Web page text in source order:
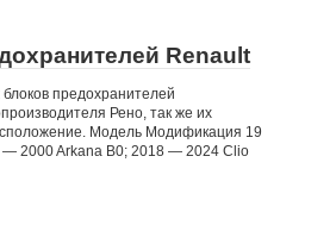
Renault
предохранителей
Рено, так же их
Модель Модификация 19
— 2000 Arkana B0; 2018 — 2024 Clio